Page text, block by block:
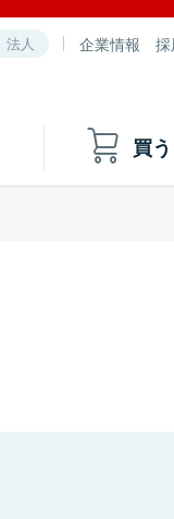
法人 企業情報
買う